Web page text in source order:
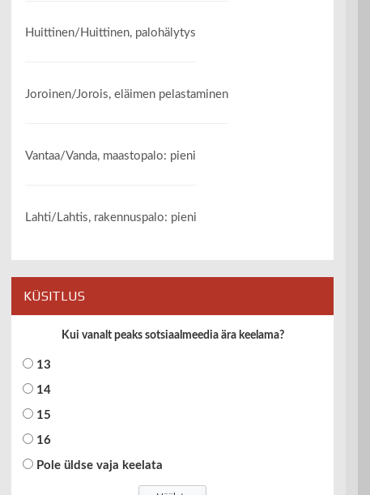
Huittinen/Huittinen, palohälytys
Joroinen/Jorois, eläimen pelastaminen
Vantaa/Vanda, maastopalo: pieni
Lahti/Lahtis, rakennuspalo: pieni
KÜSITLUS
Kui vanalt peaks sotsiaalmeedia ära keelama?
13
14
15
16
Pole üldse vaja keelata